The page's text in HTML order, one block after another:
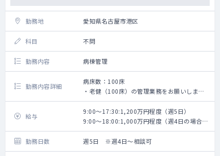
勤務地 愛知県名古屋市港区
科目 不問
勤務内容 病棟管理
勤務内容詳細
病床数：100床
・老健（100床）の管理業務をお願いしま
す。
・夜間対応については無しのご相談も可能で
すが、看取りの場合は出動をお願いする可能
性がございます。
（時間外の看取りは年に0～１回程度、そのう
ち金曜日にあたる日の翌日が休みとなるよう
給与
9:00～17:30:1,200万円程度（週5日）
9:00～18:00:1,000万円程度（週4日の場合は
祝日あり※週32時間になるように。リフレッ
シュ休暇無し）
勤務日数 週5日 ※週4日～相談可